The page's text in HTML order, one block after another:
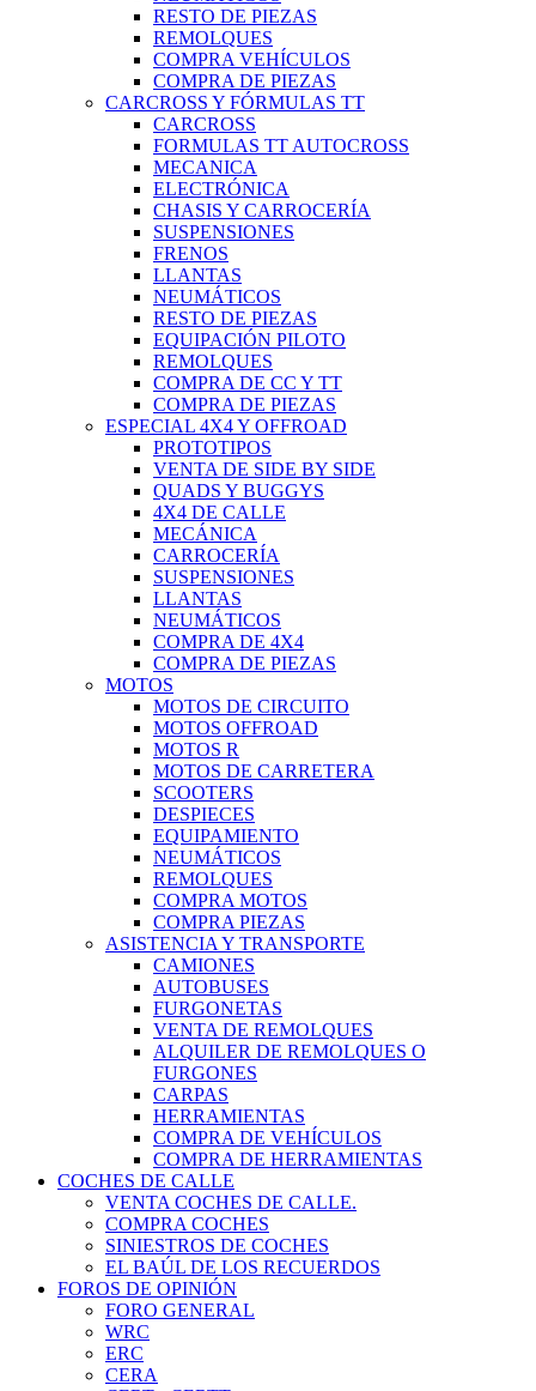
RESTO DE PIEZAS
REMOLQUES
COMPRA VEHÍCULOS
COMPRA DE PIEZAS
CARCROSS Y FÓRMULAS TT
CARCROSS
FORMULAS TT AUTOCROSS
MECANICA
ELECTRÓNICA
CHASIS Y CARROCERÍA
SUSPENSIONES
FRENOS
LLANTAS
NEUMÁTICOS
RESTO DE PIEZAS
EQUIPACIÓN PILOTO
REMOLQUES
COMPRA DE CC Y TT
COMPRA DE PIEZAS
ESPECIAL 4X4 Y OFFROAD
PROTOTIPOS
VENTA DE SIDE BY SIDE
QUADS Y BUGGYS
4X4 DE CALLE
MECÁNICA
CARROCERÍA
SUSPENSIONES
LLANTAS
NEUMÁTICOS
COMPRA DE 4X4
COMPRA DE PIEZAS
MOTOS
MOTOS DE CIRCUITO
MOTOS OFFROAD
MOTOS R
MOTOS DE CARRETERA
SCOOTERS
DESPIECES
EQUIPAMIENTO
NEUMÁTICOS
REMOLQUES
COMPRA MOTOS
COMPRA PIEZAS
ASISTENCIA Y TRANSPORTE
CAMIONES
AUTOBUSES
FURGONETAS
VENTA DE REMOLQUES
ALQUILER DE REMOLQUES O
FURGONES
CARPAS
HERRAMIENTAS
COMPRA DE VEHÍCULOS
COMPRA DE HERRAMIENTAS
COCHES DE CALLE
VENTA COCHES DE CALLE.
COMPRA COCHES
SINIESTROS DE COCHES
EL BAÚL DE LOS RECUERDOS
FOROS DE OPINIÓN
FORO GENERAL
WRC
ERC
CERA